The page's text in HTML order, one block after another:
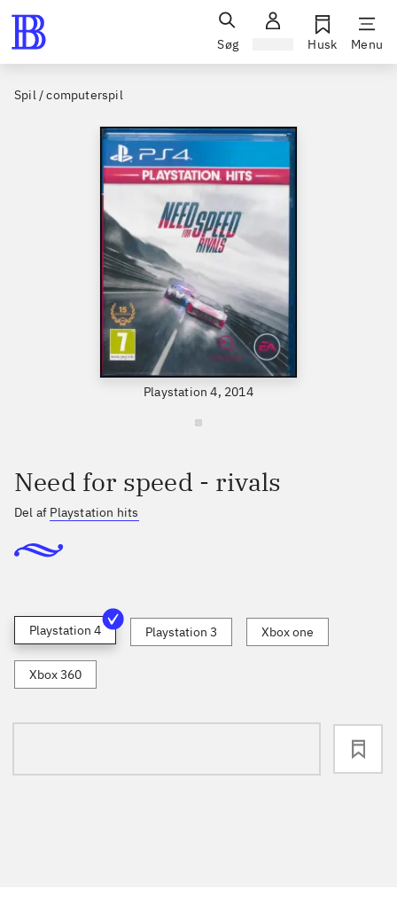
Søg Husk Menu
Spil / computerspil
Playstation 4, 2014
Need for speed - rivals
Del af Playstation hits
Playstation 4 Playstation 3 Xbox one
Xbox 360